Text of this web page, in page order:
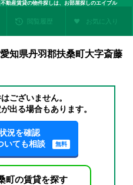
動産賃貸の物件探しは、お部屋探しのエイブル
閲覧履歴 お気に入り
知県丹羽郡扶桑町大字斎藤
ございません。
出る場合もあります。
況を確認
いても相談
無料
町の賃貸を探す